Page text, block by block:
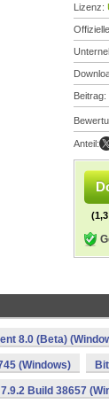
Lizenz:
Beitrag:
Anteil:
8.0 (Beta)
(Windows)
Build 38657